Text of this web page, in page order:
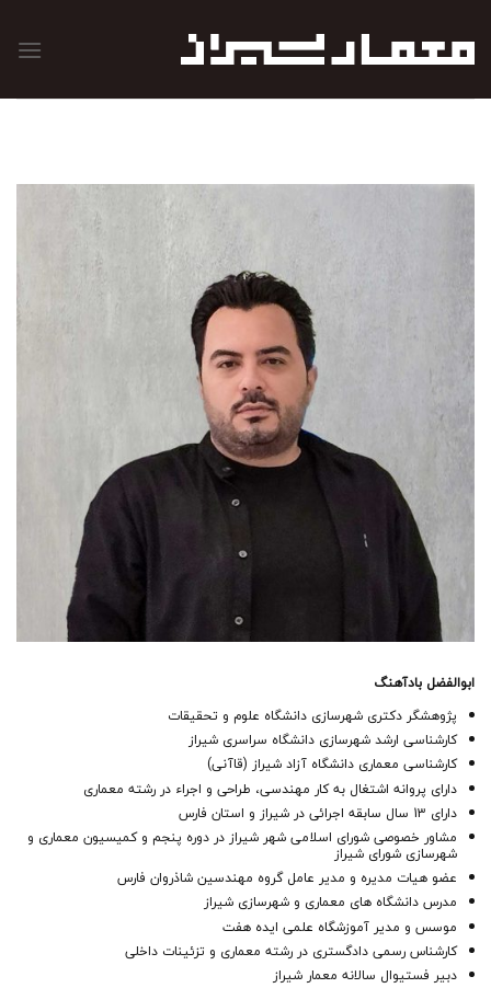
محتوا
ابوالفضل بادآهنگ
پژوهشگر دکتری شهرسازی دانشگاه علوم و تحقیقات
کارشناسی ارشد شهرسازی دانشگاه سراسری شیراز
کارشناسی معماری دانشگاه آزاد شیراز (قاآنی)
دارای پروانه اشتغال به کار مهندسی، طراحی و اجراء در رشته معماری
دارای 13 سال سابقه اجرائی در شیراز و استان فارس
مشاور خصوصی شورای اسلامی شهر شیراز در دوره پنجم و کمیسیون معماری و
شهرسازی شورای شیراز
عضو هیات مدیره و مدیر عامل گروه مهندسین شاذروان فارس
مدرس دانشگاه های معماری و شهرسازی شیراز
موسس و مدیر آموزشگاه علمی ایده هفت
کارشناس رسمی دادگستری در رشته معماری و تزئینات داخلی
دبیر فستیوال سالانه معمار شیراز